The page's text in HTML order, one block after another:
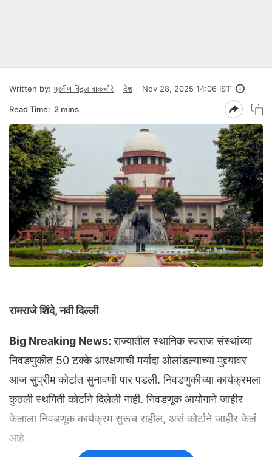
Written by: प्रवीण विठ्ठल वाकचौरे देश Nov 28, 2025 14:06 IST
Read Time: 2 mins
रामराजे शिंदे, नवी दिल्ली
Big Nreaking News:राज्यातील स्थानिक स्वराज संस्थांच्या
निवडणुकीत 50 टक्के आरक्षणाची मर्यादा ओलांडल्याच्या मुद्द्यावर
आज सुप्रीम कोर्टात सुनावणी पार पडली. निवडणुकीच्या कार्यक्रमला
कुठली स्थगिती कोर्टाने दिलेली नाही. निवडणूक आयोगाने जाहीर
केलाला निवडणूक कार्यक्रम सुरूच राहील, असं कोर्टाने जाहीर केलं
आहे.